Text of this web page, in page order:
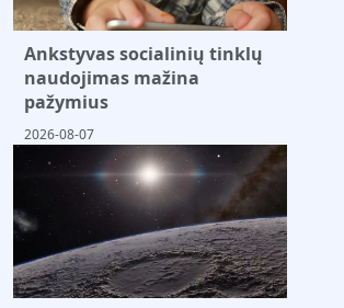
Ankstyvas socialinių tinklų
naudojimas mažina
pažymius
2026-08-07